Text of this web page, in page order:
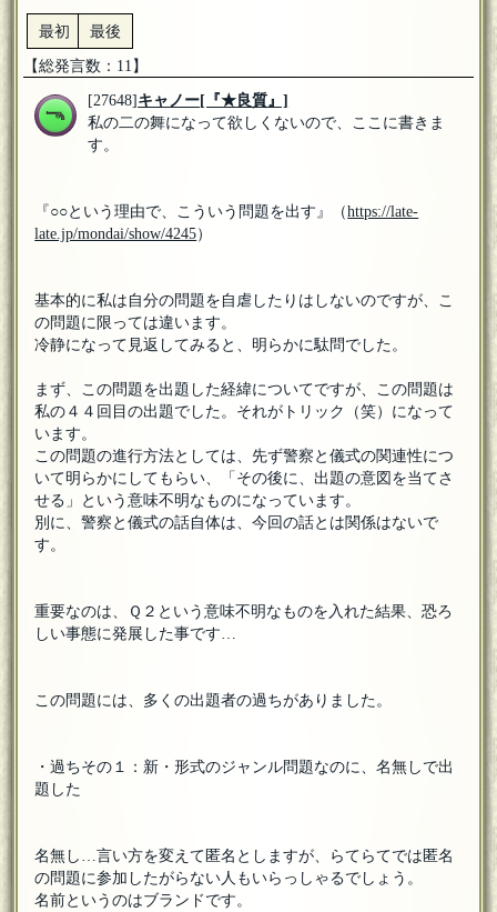
最初
最後
【総発言数：11】
[27648]キャノー[『★良質』]
私の二の舞になって欲しくないので、ここに書きま
す。
『○○という理由で、こういう問題を出す』（https://late-
late.jp/mondai/show/4245）
基本的に私は自分の問題を自虐したりはしないのですが、こ
の問題に限っては違います。
冷静になって見返してみると、明らかに駄問でした。
まず、この問題を出題した経緯についてですが、この問題は
私の４４回目の出題でした。それがトリック（笑）になって
います。
この問題の進行方法としては、先ず警察と儀式の関連性につ
いて明らかにしてもらい、「その後に、出題の意図を当てさ
せる」という意味不明なものになっています。
別に、警察と儀式の話自体は、今回の話とは関係はないで
す。
重要なのは、Ｑ２という意味不明なものを入れた結果、恐ろ
しい事態に発展した事です…
この問題には、多くの出題者の過ちがありました。
・過ちその１：新・形式のジャンル問題なのに、名無しで出
題した
名無し…言い方を変えて匿名としますが、らてらてでは匿名
の問題に参加したがらない人もいらっしゃるでしょう。
名前というのはブランドです。